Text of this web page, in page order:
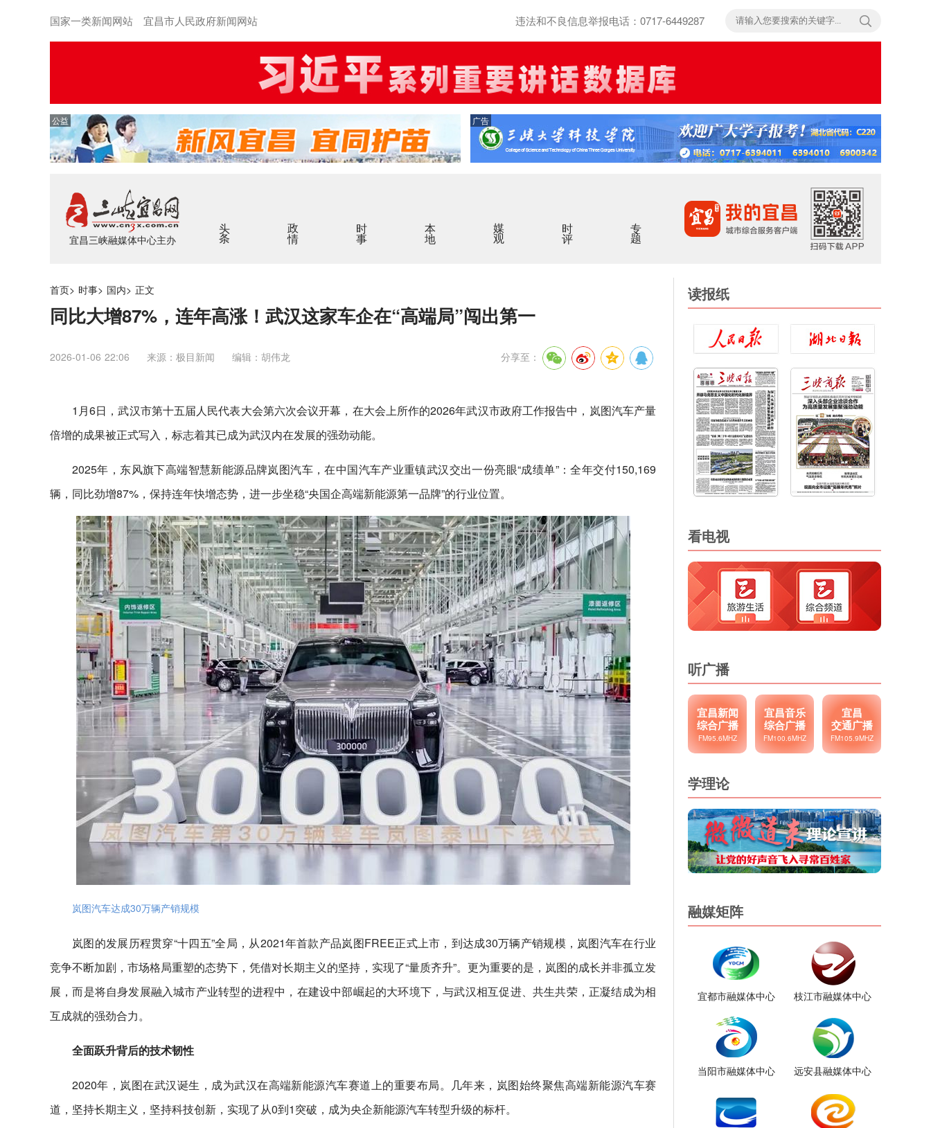
国家一类新闻网站 宜昌市人民政府新闻网站 违法和不良信息举报电话：0717-6449287
公益 广告
宜昌三峡融媒体中心主办
头条 政情 时事 本地 媒观 时评 专题
首页> 时事> 国内> 正文
同比大增87%，连年高涨！武汉这家车企在“高端局”闯出第一
2026-01-06 22:06 来源：​极目新闻 编辑：胡伟龙 分享至：
1月6日，武汉市第十五届人民代表大会第六次会议开幕，在大会上所作的2026年武汉市政府工作报告中，岚图汽车产量
倍增的成果被正式写入，标志着其已成为武汉内在发展的强劲动能。
2025年，东风旗下高端智慧新能源品牌岚图汽车，在中国汽车产业重镇武汉交出一份亮眼“成绩单”：全年交付150,169
辆，同比劲增87%，保持连年快增态势，进一步坐稳“央国企高端新能源第一品牌”的行业位置。
岚图汽车达成30万辆产销规模
岚图的发展历程贯穿“十四五”全局，从2021年首款产品岚图FREE正式上市，到达成30万辆产销规模，岚图汽车在行业
竞争不断加剧，市场格局重塑的态势下，凭借对长期主义的坚持，实现了“量质齐升”。更为重要的是，岚图的成长并非孤立发
展，而是将自身发展融入城市产业转型的进程中，在建设中部崛起的大环境下，与武汉相互促进、共生共荣，正凝结成为相
互成就的强劲合力。
全面跃升背后的技术韧性
2020年，岚图在武汉诞生，成为武汉在高端新能源汽车赛道上的重要布局。几年来，岚图始终聚焦高端新能源汽车赛
道，坚持长期主义，坚持科技创新，实现了从0到1突破，成为央企新能源汽车转型升级的标杆。
读报纸
看电视
听广播
宜昌新闻
综合广播
FM95.6MHZ
宜昌音乐
综合广播
FM100.6MHZ
宜昌
交通广播
FM105.9MHZ
学理论
融媒矩阵
宜都市融媒体中心 枝江市融媒体中心
当阳市融媒体中心 远安县融媒体中心